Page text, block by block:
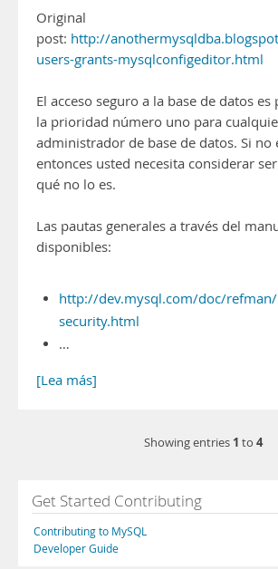
Original
post: http://
users-grants-mysqlconfigeditor.html
El acceso seguro a la base de datos
la prioridad número uno para
administrador de base de datos. Si no
entonces usted necesita considerar
qué no lo es.
Las pautas generales a través del
disponibles:
http://dev.mysql.com/doc/refman/
security.html
…
[Lea más]
Showing entries 1 to 4
Get Started Contributing
Contributing to MySQL
Developer Guide